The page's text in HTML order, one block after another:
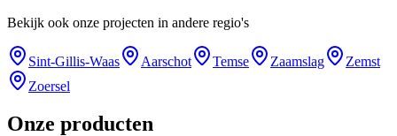
Bekijk ook onze projecten in andere regio's
Sint-Gillis-Waas Aarschot Temse Zaamslag
Zemst
Zoersel
Onze producten